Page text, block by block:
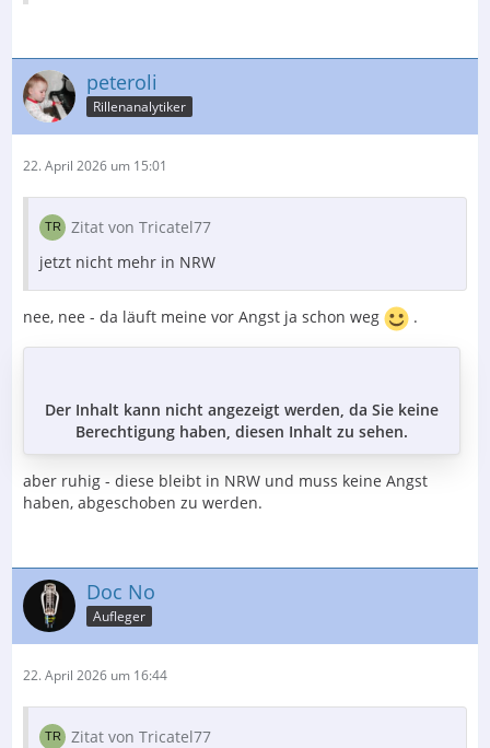
peteroli
Rillenanalytiker
22. April 2026 um 15:01
Zitat von Tricatel77
jetzt nicht mehr in NRW
nee, nee - da läuft meine vor Angst ja schon weg .
Der Inhalt kann nicht angezeigt werden, da Sie keine
Berechtigung haben, diesen Inhalt zu sehen.
aber ruhig - diese bleibt in NRW und muss keine Angst
haben, abgeschoben zu werden.
Doc No
Aufleger
22. April 2026 um 16:44
Zitat von Tricatel77